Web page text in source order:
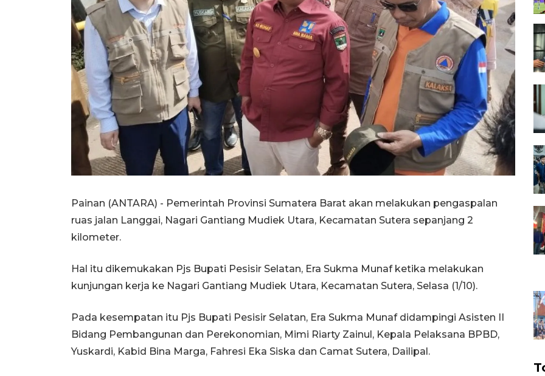
Painan (ANTARA) - Pemerintah Provinsi Sumatera Barat akan melakukan pengaspalan
ruas jalan Langgai, Nagari Gantiang Mudiek Utara, Kecamatan Sutera sepanjang 2
kilometer.
Hal itu dikemukakan Pjs Bupati Pesisir Selatan, Era Sukma Munaf ketika melakukan
kunjungan kerja ke Nagari Gantiang Mudiek Utara, Kecamatan Sutera, Selasa (1/10).
Pada kesempatan itu Pjs Bupati Pesisir Selatan, Era Sukma Munaf didampingi Asisten II
Bidang Pembangunan dan Perekonomian, Mimi Riarty Zainul, Kepala Pelaksana BPBD,
Yuskardi, Kabid Bina Marga, Fahresi Eka Siska dan Camat Sutera, Dailipal.